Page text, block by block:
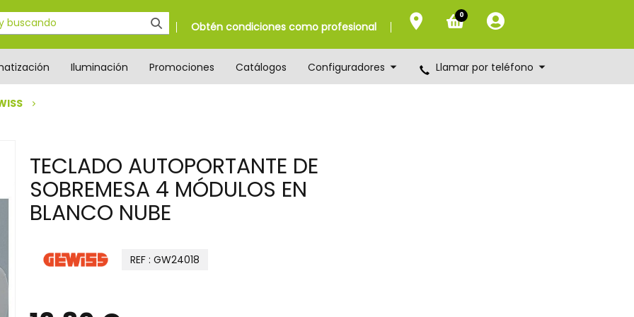
Obtén condiciones como profesional
0
Iluminación Promociones Catálogos Configuradores Llamar por teléfono
TECLADO AUTOPORTANTE DE
SOBREMESA 4 MÓDULOS EN
BLANCO NUBE
REF : GW24018